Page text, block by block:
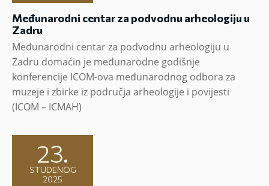
Međunarodni centar za podvodnu arheologiju u
Zadru
Međunarodni centar za podvodnu arheologiju u
Zadru domaćin je međunarodne godišnje
konferencije ICOM-ova međunarodnog odbora za
muzeje i zbirke iz područja arheologije i povijesti
(ICOM – ICMAH)
23.
STUDENOG
2025